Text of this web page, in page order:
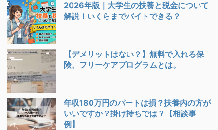
2026年版｜大学生の扶養と税金について
解説！いくらまでバイトできる？
【デメリットはない？】無料で入れる保
険。フリーケアプログラムとは。
年収180万円のパートは損？扶養内の方が
いいですか？掛け持ちでは？【相談事
例】